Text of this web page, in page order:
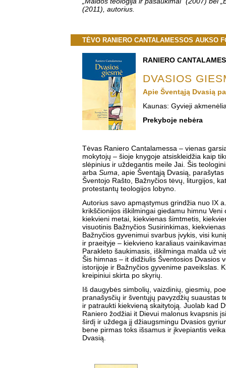
(2011), autorius.
TĖVO RANIERO CANTALAMESSOS AUKSO
RANIERO
DVASIOS
Apie Šventąją Dvasią
Kaunas: Gyvieji
Prekyboje nebėra
Tėvas Raniero Cantalamessa – vienas
mokytojų – šioje knygoje atsiskleidžia kaip
slėpinius ir uždegantis meile Jai. Šis
arba Suma, apie Šventąją Dvasią,
Šventojo Rašto, Bažnyčios tėvų, liturgijos,
protestantų teologijos lobyno.
Autorius savo apmąstymus grindžia nuo IX
krikščionijos iškilmingai giedamu himnu
kiekvieni metai, kiekvienas šimtmetis,
visuotinis Bažnyčios Susirinkimas,
Bažnyčios gyvenimui svarbus įvykis, visi
ir praeityje – kiekvieno karaliaus
Parakleto šaukimasis, iškilminga malda už
Šis himnas – it didžiulis Šventosios Dvasios
istorijoje ir Bažnyčios gyvenime paveikslas.
kreipiniui skirta po skyrių.
Iš daugybės simbolių, vaizdinių, giesmių,
pranašysčių ir šventųjų pavyzdžių suaustas
ir patraukti kiekvieną skaitytoją. Juolab kad
Raniero žodžiai it Dievui malonus kvapsnis
širdį ir uždega jį džiaugsmingu Dvasios
bene pirmas toks išsamus ir įkvepiantis
Dvasią.